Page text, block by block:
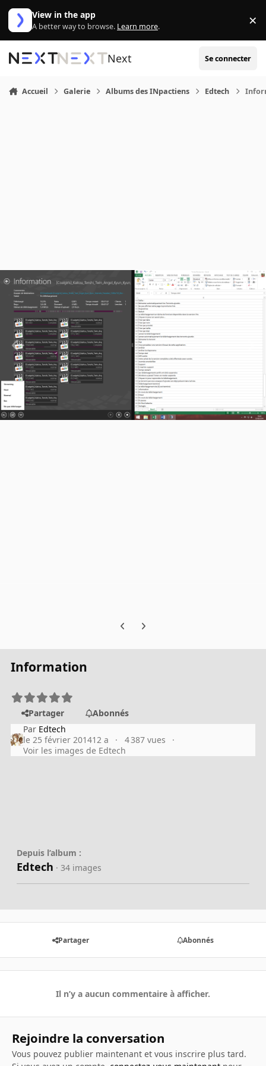
Aller au contenu
View in the app
A better way to browse. Learn more. ×
Next Se connecter
Accueil Galerie Albums des INpactiens Edtech
Previous carousel slide
Next carousel slide
Information
Partager
Abonnés
Par Edtech
le 25 février 201412 a
4 387 vues
Voir les images de Edtech
Depuis l’album :
Edtech · 34 images
Partager Abonnés
Il n’y a aucun commentaire à afficher.
Rejoindre la conversation
Vous pouvez publier maintenant et vous inscrire plus tard.